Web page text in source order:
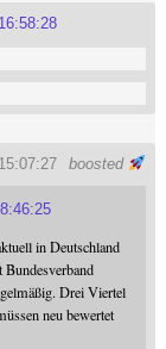
boosted
in Deutschland
Bundesverband
Drei Viertel
neu bewertet